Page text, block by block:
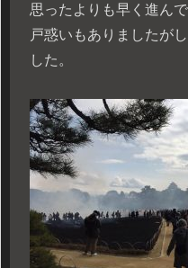
思ったよりも早く進ん
戸惑いもありましたが
した。